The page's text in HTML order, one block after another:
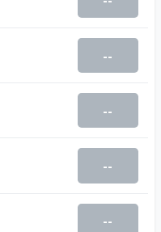
--
--
--
--